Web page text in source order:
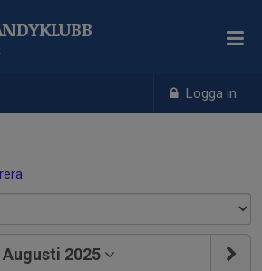
Logga in
Augusti 2025